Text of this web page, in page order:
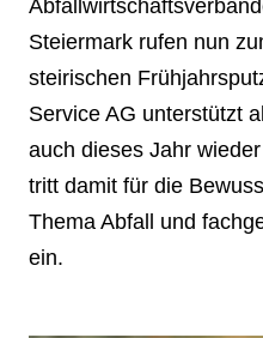
Steiermark rufen nun
steirischen
Service AG unterstützt
auch dieses Jahr
tritt damit für die
Thema Abfall und
ein.